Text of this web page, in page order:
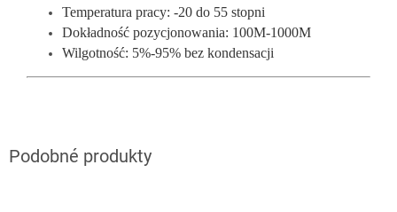
Temperatura pracy: -20 do 55 stopni
Dokładność pozycjonowania: 100M-1000M
Wilgotność: 5%-95% bez kondensacji